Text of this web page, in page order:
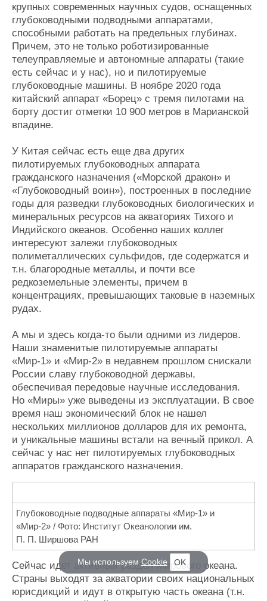
крупных современных научных судов, оснащенных
глубоководными подводными аппаратами,
способными работать на предельных глубинах.
Причем, это не только роботизированные
телеуправляемые и автономные аппараты (такие
есть сейчас и у нас), но и пилотируемые
глубоководные машины. В ноябре 2020 года
китайский аппарат «Борец» с тремя пилотами на
борту достиг отметки 10 900 метров в Марианской
впадине.
У Китая сейчас есть еще два других
пилотируемых глубоководных аппарата
гражданского назначения («Морской дракон» и
«Глубоководный воин»), построенных в последние
годы для разведки глубоководных биологических и
минеральных ресурсов на акваториях Тихого и
Индийского океанов. Особенно наших коллег
интересуют залежи глубоководных
полиметаллических сульфидов, где содержатся и
т.н. благородные металлы, и почти все
редкоземельные элементы, причем в
концентрациях, превышающих таковые в наземных
рудах.
А мы и здесь когда-то были одними из лидеров.
Наши знаменитые пилотируемые аппараты
«Мир-1» и «Мир-2» в недавнем прошлом снискали
России славу глубоководной державы,
обеспечивая передовые научные исследования.
Но «Миры» уже выведены из эксплуатации. В свое
время наш экономический блок не нашел
нескольких миллионов долларов для их ремонта,
и уникальные машины встали на вечный прикол. А
сейчас у нас нет пилотируемых глубоководных
аппаратов гражданского назначения.
Глубоководные подводные аппараты «Мир-1» и
«Мир-2» / Фото: Институт Океанологии им.
П. П. Ширшова РАН
Сейчас идет активный раздел Мирового океана.
Страны выходят за акватории своих национальных
юрисдикций и идут в открытую часть океана (т.н.
Мы используем Cookie OK